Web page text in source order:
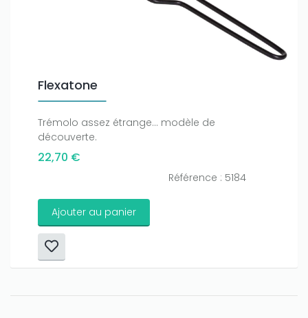
Flexatone
Trémolo assez étrange... modèle de
découverte.
22,70 €
Référence : 5184
Ajouter au panier